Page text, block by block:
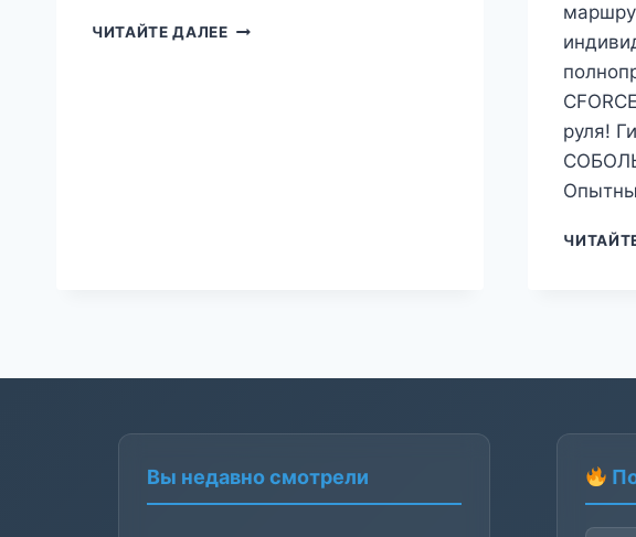
ЧИТАЙТЕ ДАЛЕЕPUBLAL
руля!
Вы недавно смотрели